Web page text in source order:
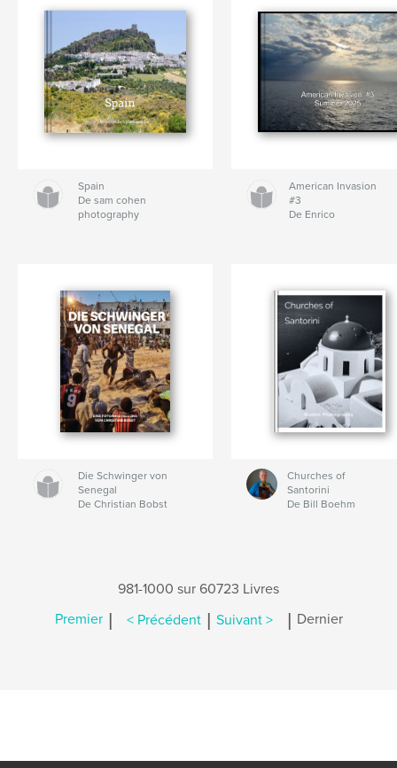
Spain
De sam cohen
photography
American Invasion
#3
De Enrico
Die Schwinger von
Senegal
De Christian Bobst
Churches of
Santorini
De Bill Boehm
981-1000 sur 60723 Livres
Premier | < Précédent | Suivant > | Dernier